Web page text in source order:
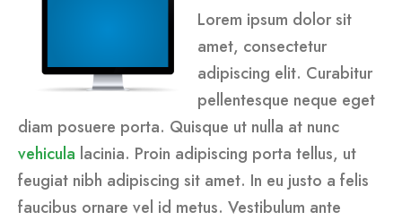
Lorem ipsum dolor sit
amet, consectetur
adipiscing elit. Curabitur
pellentesque neque eget
diam posuere porta. Quisque ut nulla at nunc
vehicula lacinia. Proin adipiscing porta tellus, ut
feugiat nibh adipiscing sit amet. In eu justo a felis
faucibus ornare vel id metus. Vestibulum ante